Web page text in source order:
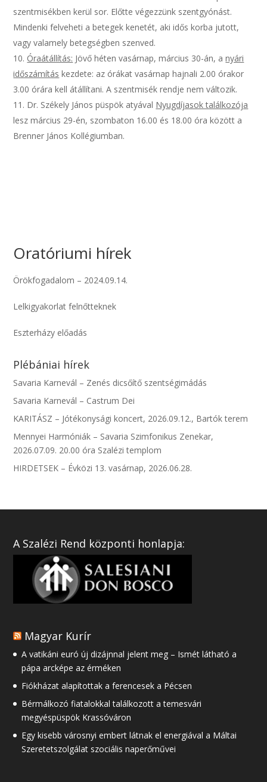
szentmisékben kerül sor. Előtte végezzünk szentgyónást.
Mindenki felveheti a betegek kenetét, aki idős korba jutott,
vagy valamely betegségben szenved.
Óraátállítás: Jövő héten vasárnap, március 30-án, anyári
időszámítás kezdete: az órákat vasárnap hajnali 2.00 órakor
3.00 órára kell átállítani. A szentmisék rendje nem változik.
Dr. Székely János püspök atyával Nyugdíjasok találkozója
lesz március 29-én, szombaton 16.00 és 18.00 óra között a
Brenner János Kollégiumban.
Oratóriumi hírek
Örökfogadalom – 2024.09.14.
Lelkigyakorlat felnőtteknek
Eszterházy előadás
Plébániai hírek
Savaria Karnevál – Zenés dicsőítő szentségimádás
Savaria Karnevál – Castrum Dei
KARITÁSZ – Jótékonysági koncert, 2026.09.12., Bartók terem
Mennyei Harmóniák – Savaria Szimfonikus Zenekar,
2026.07.09. 20.00 óra Szalézi templom
HIRDETSEK – Évközi 13. vasárnap, 2026.06.28.
A Szalézi Rend központi honlapja:
Magyar Kurír
A vatikáni euró új dizájnnal jelent meg – Ismét látható a
pápa arcképe az érméken
Fiókházat alapítottak a ferencesek a Pécsen
Bérmálkozó fiatalokkal találkozott a temesvári
megyéspüspök Krassóváron
Egy kisebb városnyi embert látnak el energiával a Máltai
Szeretetszolgálat szociális naperőművei